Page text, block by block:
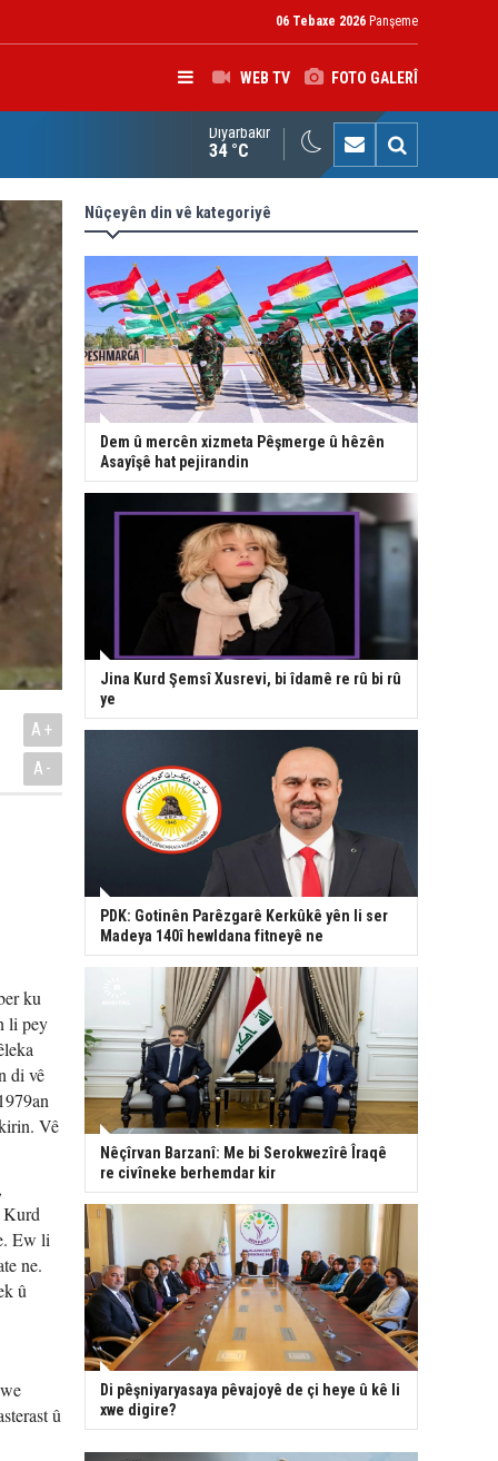
06 Tebaxe 2026 Panşeme
WEB TV FOTO GALERÎ
Gotinên Parêzgarê Kerkûkê yên li ser Madeya 140î hewldana
Diyarbakır
34 °C
A+
A-
ku
li pey
di vê
Vê
Kurd
Ew li
ne.
û
û
Nûçeyên din vê kategoriyê
Dem û mercên xizmeta Pêşmerge û hêzên
Asayîşê hat pejirandin
Jina Kurd Şemsî Xusrevi, bi îdamê re rû bi rû
ye
PDK: Gotinên Parêzgarê Kerkûkê yên li ser
Madeya 140î hewldana fitneyê ne
Nêçîrvan Barzanî: Me bi Serokwezîrê Îraqê
re civîneke berhemdar kir
Di pêşniyaryasaya pêvajoyê de çi heye û kê li
xwe digire?